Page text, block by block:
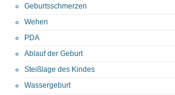
Geburtsschmerzen
Wehen
PDA
Ablauf der Geburt
Steißlage des Kindes
Wassergeburt